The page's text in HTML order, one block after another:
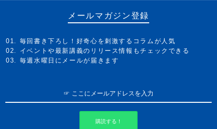
メールマガジン登録
毎回書き下ろし！好奇心を刺激するコラムが人気
イベントや最新講義のリリース情報もチェックできる
毎週水曜日にメールが届きます
購読する！